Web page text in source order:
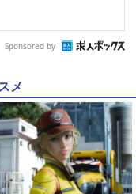
Sponsored by
メ